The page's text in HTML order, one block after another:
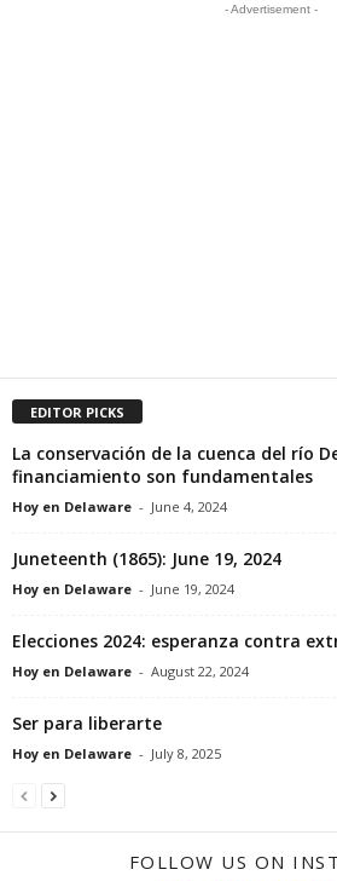
- Advertisement -
EDITOR PICKS
La conservación de la cuenca del río
financiamiento son fundamentales
Hoy en Delaware - June 4, 2024
Juneteenth (1865): June 19, 2024
Hoy en Delaware - June 19, 2024
Elecciones 2024: esperanza contra
Hoy en Delaware - August 22, 2024
Ser para liberarte
Hoy en Delaware - July 8, 2025
FOLLOW US ON